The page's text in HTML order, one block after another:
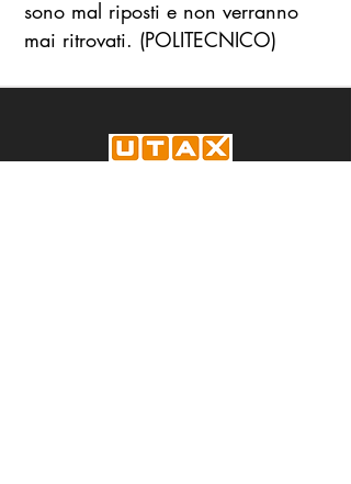
sono mal riposti e non verranno
mai ritrovati. (POLITECNICO)